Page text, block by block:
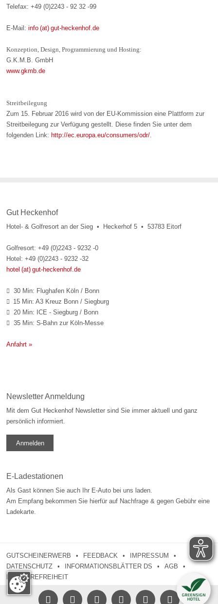
Telefax: +49 (0)2243 - 92 32 -99
E-Mail:info (at) gut-heckenhof.de
Konzeption, Design, Programmierung und Hosting:
G.K.M.B. GmbH
www.gkmb.de
Streitbeilegung
Zum 15. Februar 2016 wird von der EU-Kommission eine Plattform zur
Streitbeilegung zur Verfügung gestellt. Diese finden Sie unter dem
folgenden Link:http://ec.europa.eu/consumers/odr/
Gut Heckenhof
Hotel- & Golfresort an der Sieg • Heckerhof 5 • 53783 Eitorf
Golfresort: +49 (0)2243 - 9232 -0
Hotel: +49 (0)2243 - 9232 -32
hotel (at) gut-heckenhof.de
 30 Min: Flughafen Köln / Bonn
 15 Min: A3 Kreuz Bonn / Siegburg
 20 Min: ICE - Siegburg / Bonn
 35 Min: S-Bahn zur Köln-Messe
Anfahrt »
Newsletter Anmeldung
Mit dem Gut Heckenhof Newsletter sind Sie immer aktuell und ganz
persönlich informiert.
Anmelden
E-Ladestationen
Als Gast können Sie auch Ihr E-Auto bei uns laden.
Am Empfang bekommen Sie hierfür auf Nachfrage & gegen Gebühr eine
Ladekarte.
GUTSCHEINERWERB FEEDBACK
IMPRESSUM
DATENSCHUTZ
INFORMATIONSBLÄTTER DS
AGB
BARRIEREFREIHEIT
     